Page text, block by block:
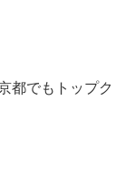
都でもトップク